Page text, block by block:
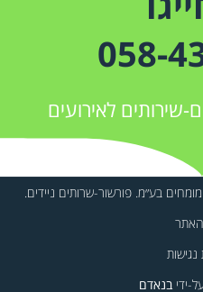
058-
שירותים לאירועים
ידיבנאדם